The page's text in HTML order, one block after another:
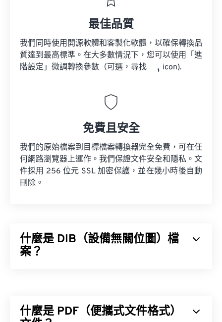
最佳品質
我們同時使用開源軟體和客製化軟體，以確保轉換品
質達到最高標準。在大多數情況下，您可以使用「進
階設定」微調轉換參數（可選，尋找
icon).
免費且安全
我們的原始檔案到目標檔案轉換器完全免費，可在任
何網路瀏覽器上運作。我們保證文件安全和隱私。文
件採用 256 位元 SSL 加密保護，並在幾小時後自動
刪除。
什麼是 DIB（設備無關位圖）檔
案？
自下而上和自上而下。兩者之間的主要區別在於，自
什麼是 PDF（便攜式文件格式）